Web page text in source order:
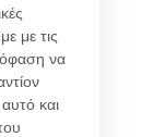
με τις
να
και